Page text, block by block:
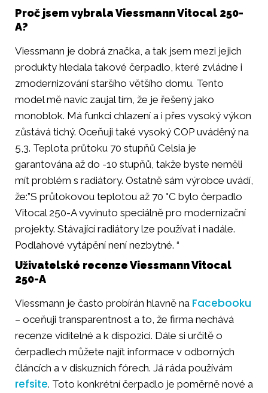
Proč jsem vybrala Viessmann Vitocal 250-
A?
Viessmann je dobrá značka, a tak jsem mezi jejich
produkty hledala takové čerpadlo, které zvládne i
zmodernizování staršího většího domu. Tento
model mě navíc zaujal tím, že je řešený jako
monoblok. Má funkci chlazení a i přes vysoký výkon
zůstává tichý. Oceňuji také vysoký COP uváděný na
5,3. Teplota průtoku 70 stupňů Celsia je
garantována až do -10 stupňů, takže byste neměli
mít problém s radiátory. Ostatně sám výrobce uvádí,
že:”S průtokovou teplotou až 70 °C bylo čerpadlo
Vitocal 250-A vyvinuto speciálně pro modernizační
projekty. Stávající radiátory lze používat i nadále.
Podlahové vytápění není nezbytné. “
Uživatelské recenze Viessmann Vitocal
250-A
Viessmann je často probírán hlavně na Facebooku
– oceňuji transparentnost a to, že firma nechává
recenze viditelné a k dispozici. Dále si určitě o
čerpadlech můžete najít informace v odborných
článcích a v diskuzních fórech. Já ráda používám
refsite. Toto konkrétní čerpadlo je poměrně nové a